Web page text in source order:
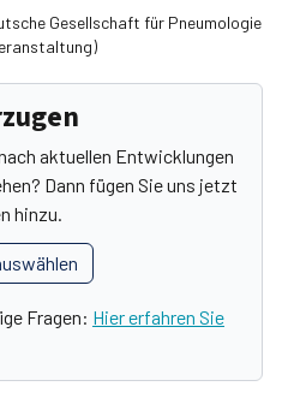
Gesellschaft für Pneumologie
aktuellen Entwicklungen
Dann fügen Sie uns jetzt
hinzu.
Fragen: Hier erfahren Sie